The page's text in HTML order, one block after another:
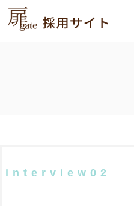
interview02